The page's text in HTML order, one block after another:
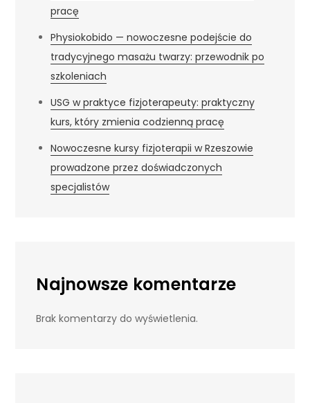
pracę
Physiokobido — nowoczesne podejście do
tradycyjnego masażu twarzy: przewodnik po
szkoleniach
USG w praktyce fizjoterapeuty: praktyczny
kurs, który zmienia codzienną pracę
Nowoczesne kursy fizjoterapii w Rzeszowie
prowadzone przez doświadczonych
specjalistów
Najnowsze komentarze
Brak komentarzy do wyświetlenia.